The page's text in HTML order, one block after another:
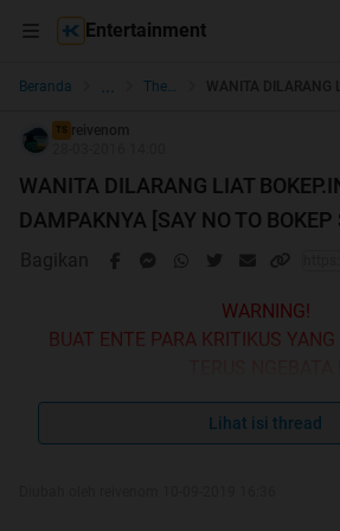
Entertainment
Beranda ... The Lounge
TS reivenom
WANITA DILARANG LIAT
DAMPAKNYA [SAY NO TO BOKEP
Bagikan
WARNING!
BUAT ENTE PARA KRITIKUS
MENDINGAN ENTELihat isi thread